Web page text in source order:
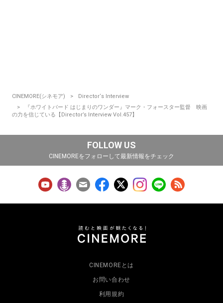
CINEMORE(シネモア)
Director‘s Interview
『ホワイトバード はじまりのワンダー』マーク・フォースター監督 映画
の力を信じている【Director’s Interview Vol.457】
FOLLOW US
CINEMOREをフォローして最新情報をチェック
CINEMOREとは
お問い合わせ
利用規約